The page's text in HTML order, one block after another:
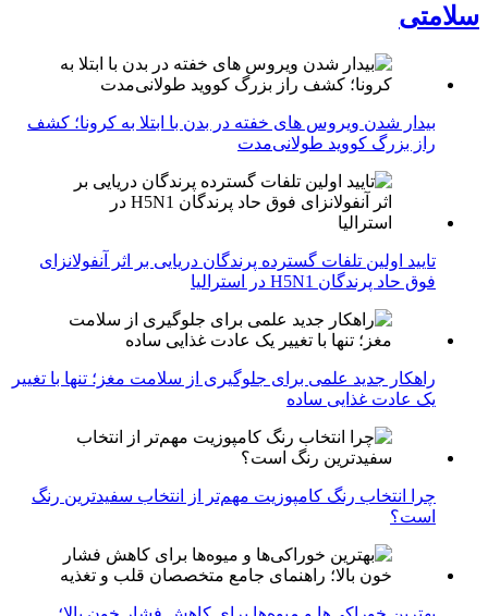
سلامتی
بیدار شدن ویروس‌ های خفته در بدن با ابتلا به کرونا؛ کشف
راز بزرگ کووید طولانی‌مدت
تایید اولین تلفات گسترده پرندگان دریایی بر اثر آنفولانزای
فوق حاد پرندگان H5N1 در استرالیا
راهکار جدید علمی برای جلوگیری از سلامت مغز؛ تنها با تغییر
یک عادت غذایی ساده
چرا انتخاب رنگ کامپوزیت مهم‌تر از انتخاب سفیدترین رنگ
است؟